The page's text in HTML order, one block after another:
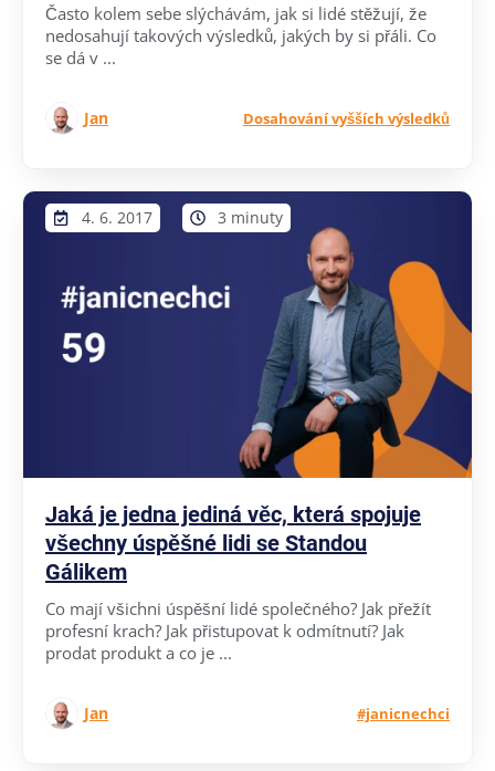
Často kolem sebe slýchávám, jak si lidé stěžují, že
nedosahují takových výsledků, jakých by si přáli. Co
se dá v ...
Jan Dosahování vyšších výsledků
4. 6. 2017 3 minuty
Jaká je jedna jediná věc, která spojuje
všechny úspěšné lidi se Standou
Gálikem
Co mají všichni úspěšní lidé společného? Jak přežít
profesní krach? Jak přistupovat k odmítnutí? Jak
prodat produkt a co je ...
Jan #janicnechci